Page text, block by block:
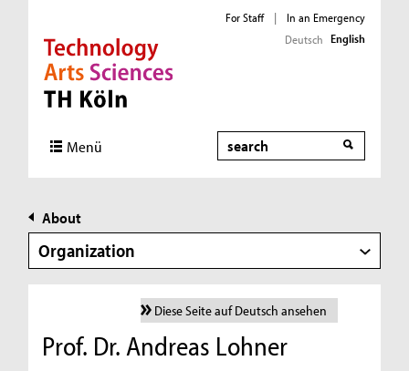
Direkt zur Hauptnavigation
Direkt zur Subnavigation
Direkt zum Inhalt
Direkt zum Fußbereich
For Staff |
In an Emergency
Deutsch English
Menü Search
About
Organization
Diese Seite auf Deutsch ansehen
Prof. Dr. Andreas Lohner